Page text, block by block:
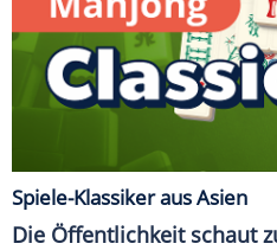
Spiele-Klassiker aus Asien
Die Öffentlichkeit schaut